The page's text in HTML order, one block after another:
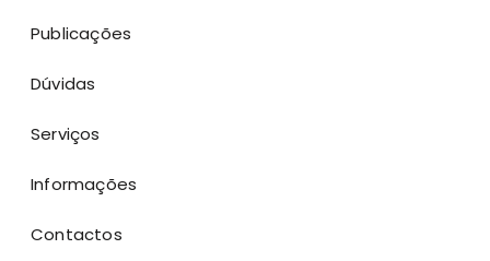
Publicações
Dúvidas
Serviços
Informações
Contactos